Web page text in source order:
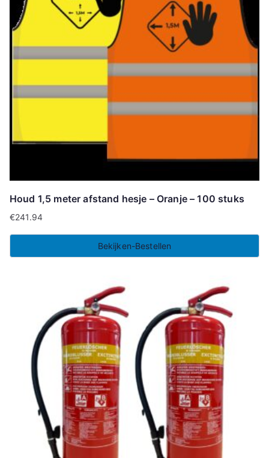
Houd 1,5 meter afstand hesje – Oranje – 100 stuks
€241.94
Bekijken-Bestellen